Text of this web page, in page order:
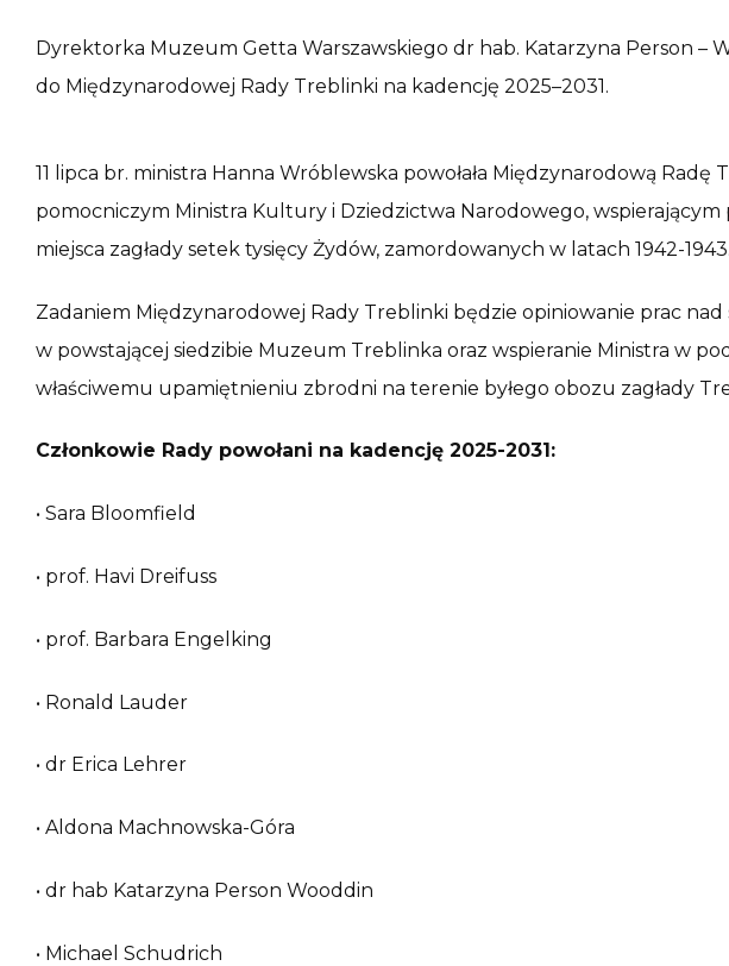
Dyrektorka Muzeum Getta Warszawskiego dr hab. Katarzyna Person –
do Międzynarodowej Rady Treblinki na kadencję 2025–2031.
11 lipca br. ministra Hanna Wróblewska powołała Międzynarodową
pomocniczym Ministra Kultury i Dziedzictwa Narodowego,
miejsca zagłady setek tysięcy Żydów, zamordowanych w latach 1942-1943.
Zadaniem Międzynarodowej Rady Treblinki będzie opiniowanie prac nad
w powstającej siedzibie Muzeum Treblinka oraz wspieranie Ministra w
właściwemu upamiętnieniu zbrodni na terenie byłego obozu zagłady
Członkowie Rady powołani na kadencję 2025-2031:
• Sara Bloomfield
• prof. Havi Dreifuss
• prof. Barbara Engelking
• Ronald Lauder
• dr Erica Lehrer
• Aldona Machnowska-Góra
• dr hab Katarzyna Person Wooddin
• Michael Schudrich